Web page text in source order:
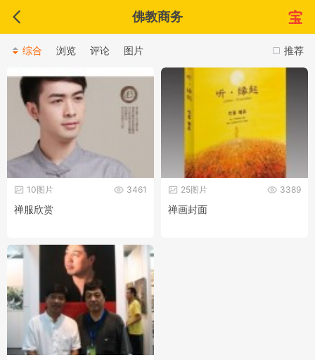
佛教商务
推荐
综合 浏览 评论 图片
3461
10图片
禅服欣赏
3389
25图片
禅画封面